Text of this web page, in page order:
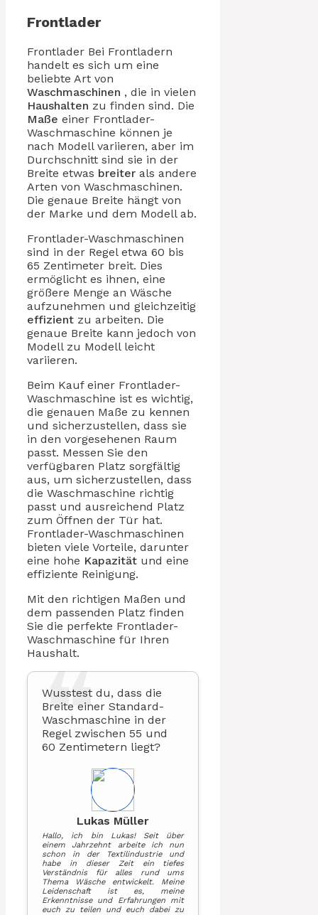
Frontlader
Frontlader Bei Frontladern
handelt es sich um eine
beliebte Art von
Waschmaschinen , die in vielen
Haushalten zu finden sind. Die
Maße einer Frontlader-
Waschmaschine können je
nach Modell variieren, aber im
Durchschnitt sind sie in der
Breite etwas breiter als andere
Arten von Waschmaschinen.
Die genaue Breite hängt von
der Marke und dem Modell ab.
Frontlader-Waschmaschinen
sind in der Regel etwa 60 bis
65 Zentimeter breit. Dies
ermöglicht es ihnen, eine
größere Menge an Wäsche
aufzunehmen und gleichzeitig
effizient zu arbeiten. Die
genaue Breite kann jedoch von
Modell zu Modell leicht
variieren.
Beim Kauf einer Frontlader-
Waschmaschine ist es wichtig,
die genauen Maße zu kennen
und sicherzustellen, dass sie
in den vorgesehenen Raum
passt. Messen Sie den
verfügbaren Platz sorgfältig
aus, um sicherzustellen, dass
die Waschmaschine richtig
passt und ausreichend Platz
zum Öffnen der Tür hat.
Frontlader-Waschmaschinen
bieten viele Vorteile, darunter
eine hohe Kapazität und eine
effiziente Reinigung.
Mit den richtigen Maßen und
dem passenden Platz finden
Sie die perfekte Frontlader-
Waschmaschine für Ihren
Haushalt.
Wusstest du, dass die
Breite einer Standard-
Waschmaschine in der
Regel zwischen 55 und
60 Zentimetern liegt?
Lukas Müller
Hallo, ich bin Lukas! Seit über
einem Jahrzehnt arbeite ich nun
schon in der Textilindustrie und
habe in dieser Zeit ein tiefes
Verständnis für alles rund ums
Thema Wäsche entwickelt. Meine
Leidenschaft ist es, meine
Erkenntnisse und Erfahrungen mit
euch zu teilen und euch dabei zu